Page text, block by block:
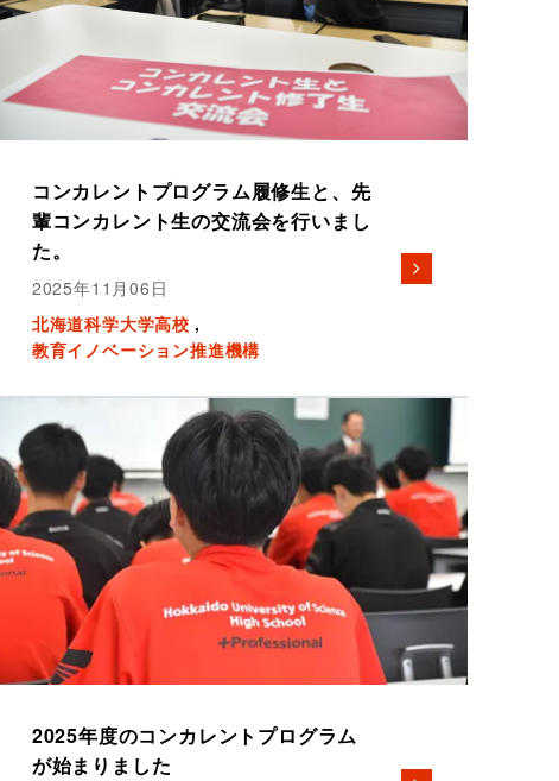
コンカレントプログラム履修生と、先
輩コンカレント生の交流会を行いまし
た。
2025年11月06日
北海道科学大学高校
教育イノベーション推進機構
2025年度のコンカレントプログラム
が始まりました